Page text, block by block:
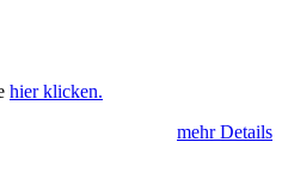
hier klicken.
mehr Details